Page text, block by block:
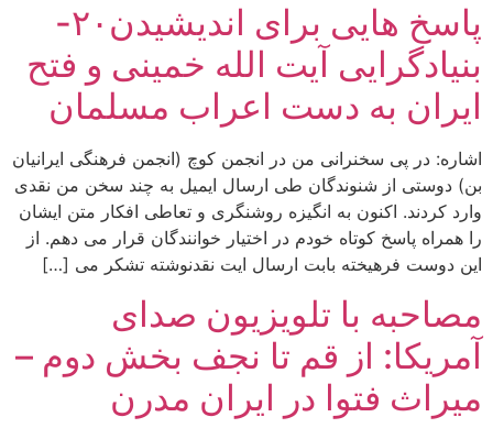
پاسخ هایی برای اندیشیدن۲۰-
بنیادگرایی آیت الله خمینی و فتح
ایران به دست اعراب مسلمان
اشاره: در پی سخنرانی من در انجمن کوچ (انجمن فرهنگی ایرانیان
بن) دوستی از شنوندگان طی ارسال ایمیل به چند سخن من نقدی
وارد کردند. اکنون به انگیزه روشنگری و تعاطی افکار متن ایشان
را همراه پاسخ کوتاه خودم در اختیار خوانندگان قرار می دهم. از
این دوست فرهیخته بابت ارسال ایت نقدنوشته تشکر می […]
مصاحبه با تلویزیون صدای
آمریکا: از قم تا نجف بخش دوم –
ميراث فتوا در ايران مدرن